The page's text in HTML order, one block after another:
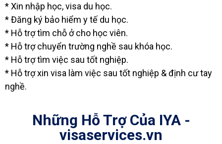
* Xin nhập học, visa du học.
* Đăng ký bảo hiểm y tế du học.
* Hỗ trợ tìm chỗ ở cho học viên.
* Hỗ trợ chuyển trường nghề sau khóa học.
* Hỗ trợ tìm việc sau tốt nghiệp.
* Hỗ trợ xin visa làm việc sau tốt nghiệp & định cư tay
nghề.
Những Hỗ Trợ Của IYA -
visaservices.vn